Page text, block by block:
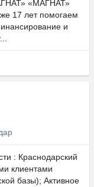
«МАГНАТ»
17 лет помогаем
и
: Краснодарский
клиентами
базы); Активное